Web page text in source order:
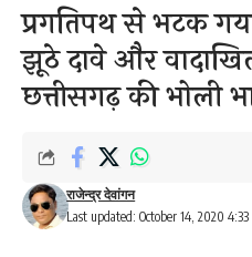
प्रगतिपथ से भटक
झूठे दावे और
छत्तीसगढ़ की भोली
Last updated: October 14, 2020 4:33
राजेन्द्र देवांगन